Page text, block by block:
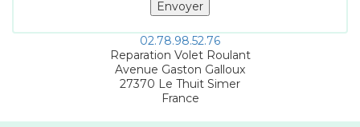
02.78.98.52.76
Reparation Volet Roulant
Avenue Gaston Galloux
27370 Le Thuit Simer
France